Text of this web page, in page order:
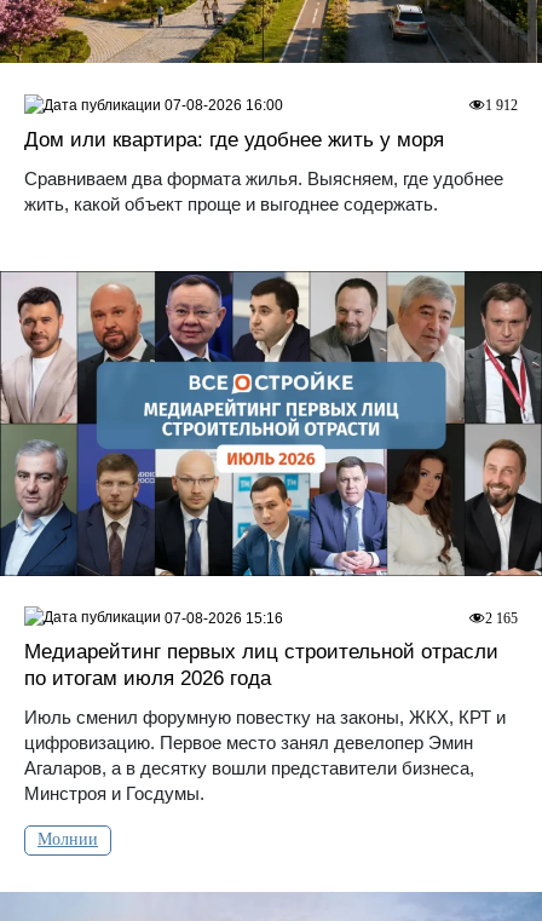
Дом или квартира: где удобнее жить у моря
Сравниваем два формата жилья. Выясняем, где удобнее
жить, какой объект проще и выгоднее содержать.
1 912
07-08-2026 16:00
Медиарейтинг первых лиц строительной отрасли
по итогам июля 2026 года
Июль сменил форумную повестку на законы, ЖКХ, КРТ и
цифровизацию. Первое место занял девелопер Эмин
Агаларов, а в десятку вошли представители бизнеса,
Минстроя и Госдумы.
Молнии
2 165
07-08-2026 15:16